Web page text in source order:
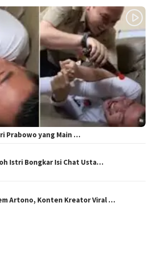
Prabowo yang Main …
Istri Bongkar Isi Chat Usta…
Artono, Konten Kreator Viral …